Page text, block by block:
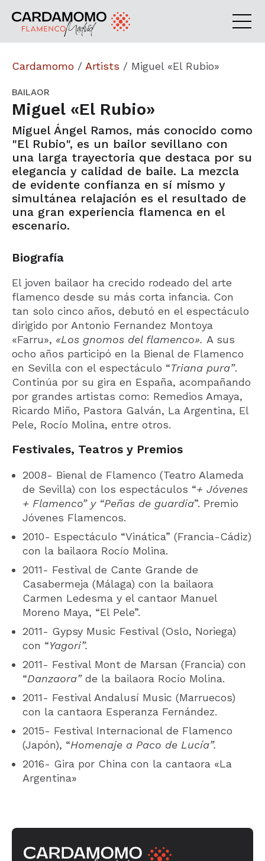
Cardamomo / Artists / Miguel «El Rubio»
BAILAOR
Miguel «El Rubio»
Miguel Ángel Ramos, más conocido como
"El Rubio", es un bailor sevillano con
una larga trayectoria que destaca por su
elegancia y calidad de baile. La mezcla
de evidente confianza en sí mismo y
simultánea relajación es el resultado de
una gran experiencia flamenca en el
escenario.
Biografía
El joven bailaor ha crecido rodeado del arte
flamenco desde su más corta infancia. Con
tan solo cinco años, debutó en el espectáculo
dirigido por Antonio Fernandez Montoya
«Farru», «Los gnomos del flamenco». A sus
ocho años participó en la Bienal de Flamenco
en Sevilla con el espectáculo “Triana pura”.
Continúa por su gira en España, acompañando
por grandes artistas como: Remedios Amaya,
Ricardo Miño, Pastora Galván, La Argentina, El
Pele, Rocío Molina, entre otros.
Festivales, Teatros y Premios
2008- Bienal de Flamenco (Teatro Alameda
de Sevilla) con los espectáculos “+ Jóvenes
+ Flamenco” y “Peñas de guardia”. Premio
Jóvenes Flamencos.
2010- Espectáculo “Vinática” (Francia-Cádiz)
con la bailaora Rocío Molina.
2011- Festival de Cante Grande de
Casabermeja (Málaga) con la bailaora
Carmen Ledesma y el cantaor Manuel
Moreno Maya, “El Pele”.
2011- Gypsy Music Festival (Oslo, Noriega)
con “Yagori”.
2011- Festival Mont de Marsan (Francia) con
“Danzaora”de la bailaora Rocío Molina.
2011- Festival Andalusí Music (Marruecos)
con la cantaora Esperanza Fernández.
2015- Festival Internacional de Flamenco
(Japón), “Homenaje a Paco de Lucía”.
2016- Gira por China con la cantaora «La
Argentina»